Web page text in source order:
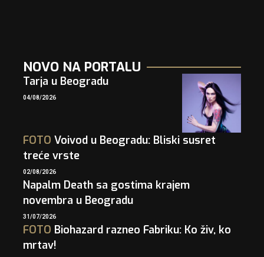
NOVO NA PORTALU
Tarja u Beogradu
04/08/2026
FOTO Voivod u Beogradu: Bliski susret
treće vrste
02/08/2026
Napalm Death sa gostima krajem
novembra u Beogradu
31/07/2026
FOTO Biohazard razneo Fabriku: Ko živ, ko
mrtav!